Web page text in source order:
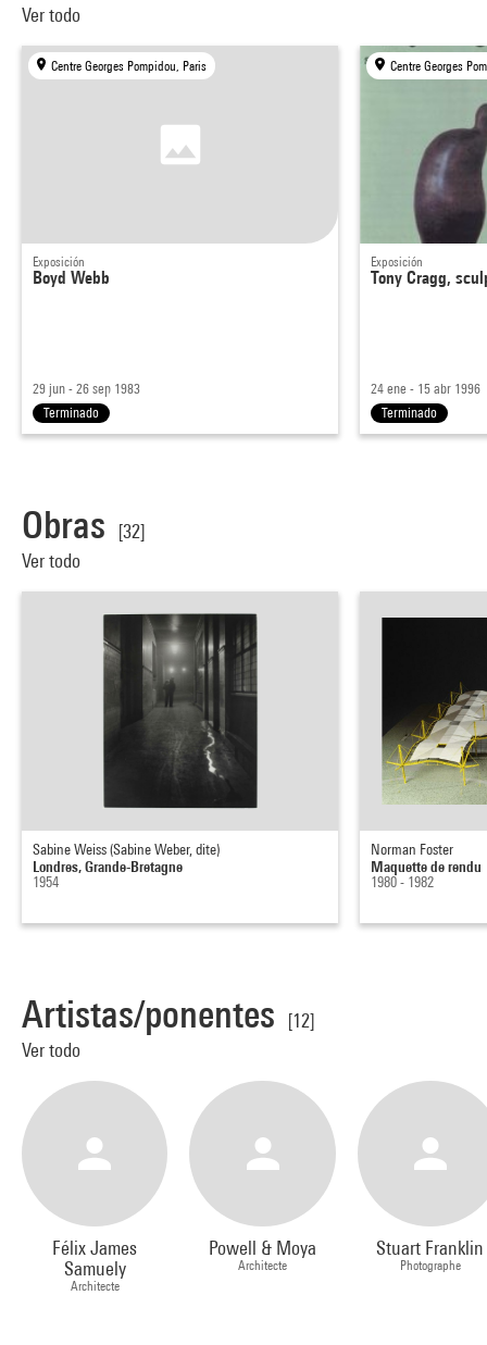
Ver todo
Centre Georges Pompidou, Paris
Exposición
Boyd Webb
29 jun - 26 sep 1983
Terminado
Centre Georges
Exposición
Tony Cragg,
24 ene - 15 abr 1996
Terminado
Obras
[32]
Ver todo
Sabine Weiss (Sabine Weber, dite)
Londres, Grande-Bretagne
1954
Norman Foster
Maquette de rendu
1980 - 1982
Artistas/ponentes
[12]
Ver todo
Félix James
Samuely
Architecte
Powell & Moya
Architecte
Stuart Franklin
Photographe